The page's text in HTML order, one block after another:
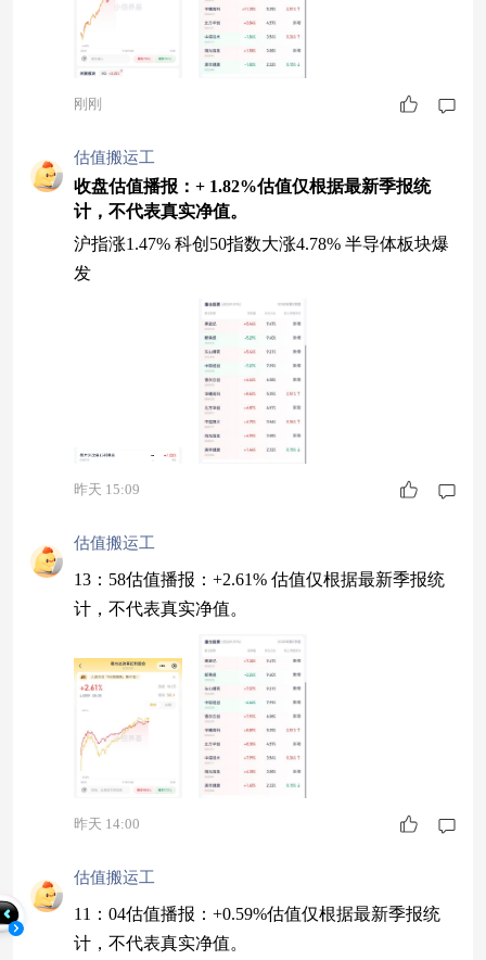
刚刚
估值搬运工
收盘估值播报：+ 1.82%估值仅根据最新季报统
计，不代表真实净值。
沪指涨1.47% 科创50指数大涨4.78% 半导体板块爆
发
昨天 15:09
估值搬运工
13：58估值播报：+2.61% 估值仅根据最新季报统
计，不代表真实净值。
昨天 14:00
估值搬运工
11：04估值播报：+0.59%估值仅根据最新季报统
计，不代表真实净值。